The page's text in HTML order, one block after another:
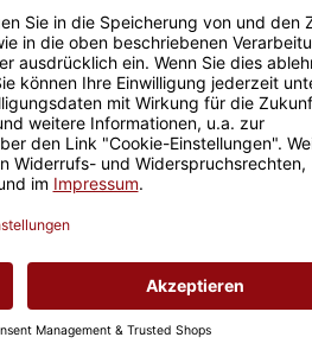
Geschenkverpackung 1
Tasse mit Fenster
2,50 €
für
Grußkarten zum